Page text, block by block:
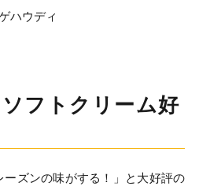
ハウディ
ソフトクリーム好
ーズンの味がする！」と大好評の